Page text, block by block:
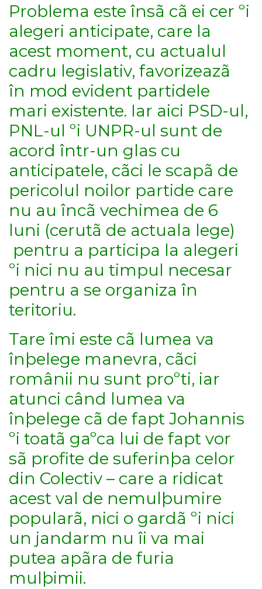
Problema este însã cã ei cer ºi
alegeri anticipate, care la
acest moment, cu actualul
cadru legislativ, favorizeazã
în mod evident partidele
mari existente. Iar aici PSD-ul,
PNL-ul ºi UNPR-ul sunt de
acord într-un glas cu
anticipatele, cãci le scapã de
pericolul noilor partide care
nu au încã vechimea de 6
luni (cerutã de actuala lege)
pentru a participa la alegeri
ºi nici nu au timpul necesar
pentru a se organiza în
teritoriu.
Tare îmi este cã lumea va
înþelege manevra, cãci
românii nu sunt proºti, iar
atunci când lumea va
înþelege cã de fapt Johannis
ºi toatã gaºca lui de fapt vor
sã profite de suferinþa celor
din Colectiv – care a ridicat
acest val de nemulþumire
popularã, nici o gardã ºi nici
un jandarm nu îi va mai
putea apãra de furia
mulþimii.